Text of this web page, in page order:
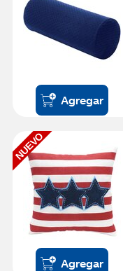
Agregar
NUEVO
Agregar